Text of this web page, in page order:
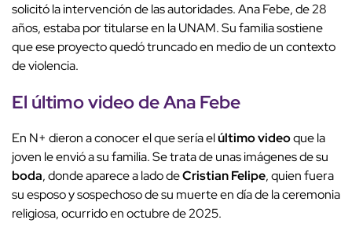
solicitó la intervención de las autoridades. Ana Febe, de 28
años, estaba por titularse en la UNAM. Su familia sostiene
que ese proyecto quedó truncado en medio de un contexto
de violencia.
El último videode Ana Febe
En N+ dieron a conocer el que sería elúltimo videoque la
joven le envió a su familia. Se trata de unas imágenes de su
boda, donde aparece a lado deCristian Felipe, quien fuera
su esposo y sospechoso de su muerte en día de la ceremonia
religiosa, ocurrido en octubre de 2025.